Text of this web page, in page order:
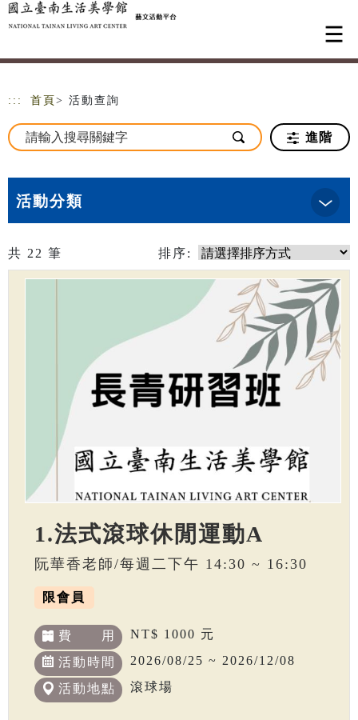
跳到主要內容
網站導覽
::: 首頁 > 活動查詢
進階
活動分類
共 22 筆 排序:
1.法式滾球休閒運動A
阮華香老師/每週二下午 14:30 ~ 16:30
限會員
費 用 NT$ 1000 元
活動時間 2026/08/25 ~ 2026/12/08
活動地點 滾球場